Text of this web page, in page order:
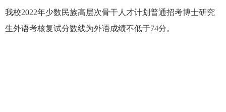
我校2022年少数民族高层次骨干人才计划普通招考博士研究
生外语考核复试分数线为外语成绩不低于74分。